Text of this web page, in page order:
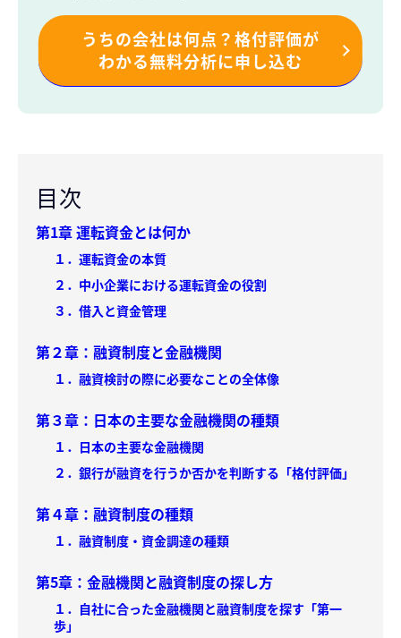
うちの会社は何点？格付評価が
わかる無料分析に申し込む
目次
第1章 運転資金とは何か
１．運転資金の本質
２．中小企業における運転資金の役割
３．借入と資金管理
第２章：融資制度と金融機関
１．融資検討の際に必要なことの全体像
第３章：日本の主要な金融機関の種類
１．日本の主要な金融機関
２．銀行が融資を行うか否かを判断する「格付評価」
第４章：融資制度の種類
１．融資制度・資金調達の種類
第5章：金融機関と融資制度の探し方
１．自社に合った金融機関と融資制度を探す「第一
歩」